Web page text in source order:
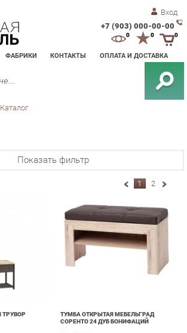
Вход
+7 (903) 000-00-00
ФАБРИКИ КОНТАКТЫ ОПЛАТА И ДОСТАВКА
0 0
Каталог
7 690₽